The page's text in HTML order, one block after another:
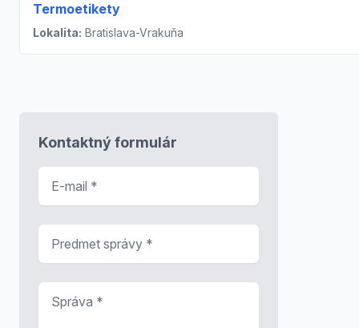
Termoetikety
Lokalita: Bratislava-Vrakuňa
Kontaktný formulár